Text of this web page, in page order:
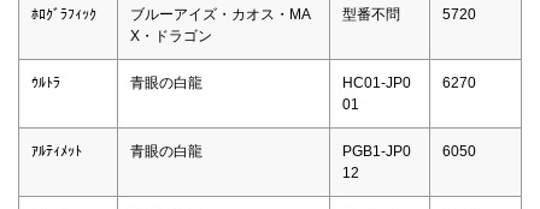
ﾎﾛｸﾞﾗﾌｨｯｸ
ブルーアイズ・カオス・MA
X・ドラゴン
型番不問 5720
ｳﾙﾄﾗ 青眼の白龍
HC01-JP0
01
6270
ｱﾙﾃｨﾒｯﾄ 青眼の白龍
PGB1-JP0
12
6050